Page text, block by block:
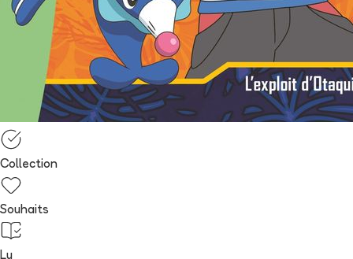
Collection
Souhaits
Lu